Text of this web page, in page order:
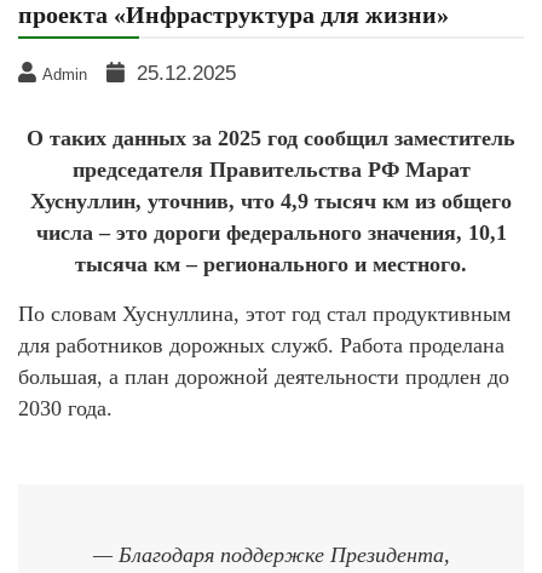
проекта «Инфраструктура для жизни»
Admin 25.12.2025
О таких данных за 2025 год сообщил заместитель
председателя Правительства РФ Марат
Хуснуллин, уточнив, что 4,9 тысяч км из общего
числа – это дороги федерального значения, 10,1
тысяча км – регионального и местного.
По словам Хуснуллина, этот год стал продуктивным
для работников дорожных служб. Работа проделана
большая, а план дорожной деятельности продлен до
2030 года.
— Благодаря поддержке Президента,